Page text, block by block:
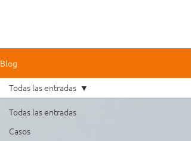
Blog
Todas las entradas
Casos
Todas las entradas